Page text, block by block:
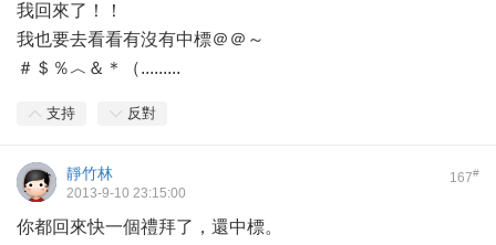
我回來了！！
我也要去看看有沒有中標＠＠～
＃＄％︿＆＊（.........
支持 反對
167#
靜竹林
2013-9-10 23:15:00
你都回來快一個禮拜了，還中標。